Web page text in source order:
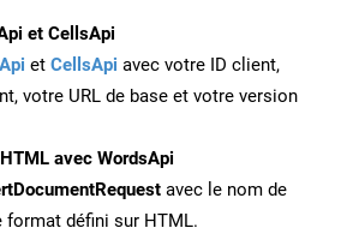
et CellsApi
et CellsApi avec votre ID client,
votre URL de base et votre version
avec WordsApi
avec le nom de
défini sur HTML.